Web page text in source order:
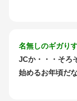
名無しのギガり
JCか・・・そろ
始めるお年頃だな